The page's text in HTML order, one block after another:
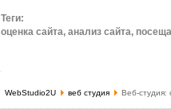
Теги:
оценка сайта, анализ сайта,
WebStudio2U веб студия Веб-студия: